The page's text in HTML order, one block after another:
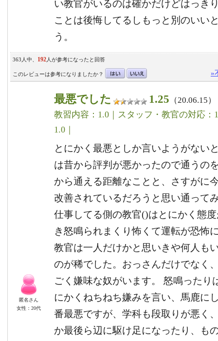
い教官がいるのは確かだけどはっき
ことは後悔してるしもっと別のいい
う。
363人中、 192 人が参考になったと回答
このレビューは参考になりましたか？ »
匿名さん
女性：20代
最悪でした 1.25 （20.06.15）
教習内容：1.0｜スタッフ・教官の対応：
1.0｜
とにかく最悪としか言いようがない
は昔から評判が悪かったので通うの
から通える距離なことと、さすがに
改善されているだろうと思い通って
仕事してる側の教官()はとにかく態
き怒鳴られまくり怖くて運転が恐怖
教官は一人だけかと思いきや何人も
のが稀でした。おっさんだけでなく
ごく嫌味な奴がいます。 怒鳴ったり
にかくねちねち嫌みを言い、馬鹿に
番最悪ですが、学科も段取りが悪く
か最後ら辺に駆け足になったり、も